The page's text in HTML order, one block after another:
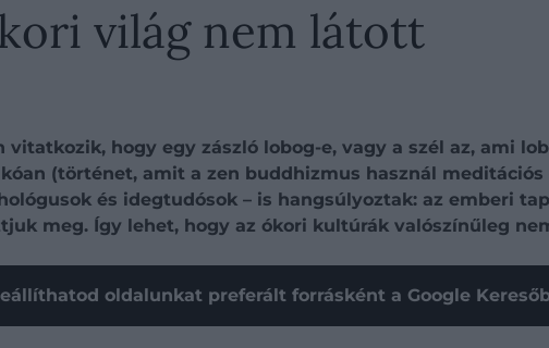
világ nem látott
hogy egy zászló lobog-e, vagy a szél az, ami
(történet, amit a zen buddhizmus használ
és idegtudósok – is hangsúlyoztak: az emberi
meg. Így lehet, hogy az ókori kultúrák valószínűleg
oldalunkat preferált forrásként a Google